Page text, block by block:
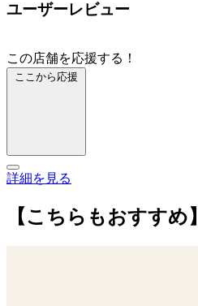
ユーザーレビュー
この店舗を応援する！
ここから応援
詳細を見る
【こちらもおすすめ】